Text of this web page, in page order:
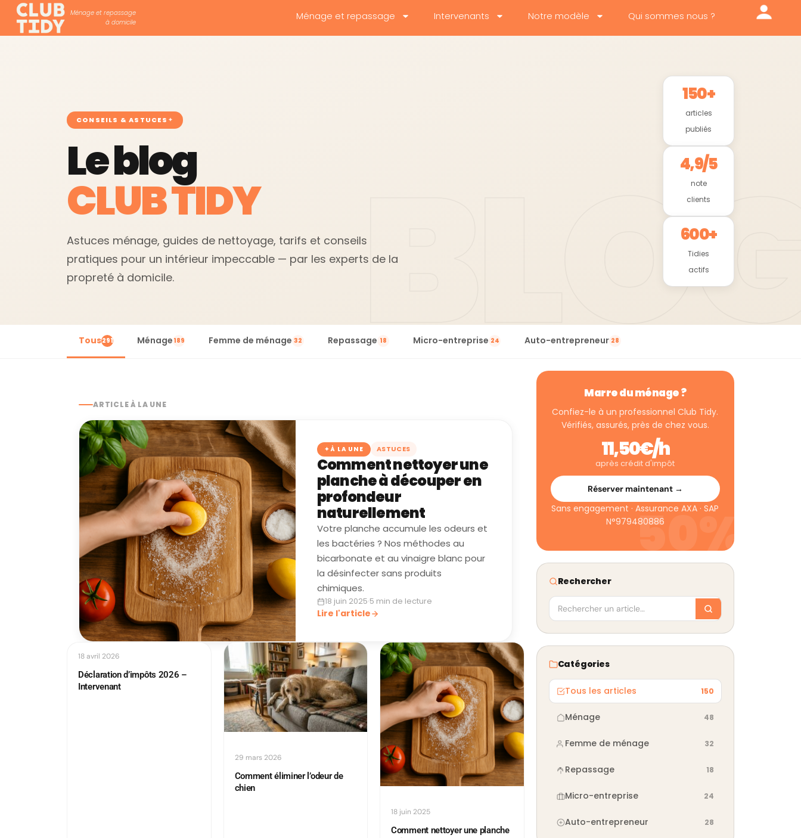
Ménage et repassage
à domicile
Ménage et repassage Intervenants Notre modèle Qui sommes nous ?
CONSEILS & ASTUCES
Le blog
CLUB TIDY
Astuces ménage, guides de nettoyage, tarifs et conseils
pratiques pour un intérieur impeccable — par les experts de la
propreté à domicile.
150+
articles
publiés
4,9/5
note
clients
600+
Tidies
actifs
Tous291 Ménage 189 Femme de ménage 32 Repassage 18 Micro-entreprise 24 Auto-entrepreneur 28
ARTICLE À LA UNE
✦ À LA UNE ASTUCES
Comment nettoyer une
planche à découper en
profondeur
naturellement
Votre planche accumule les odeurs et
les bactéries ? Nos méthodes au
bicarbonate et au vinaigre blanc pour
la désinfecter sans produits
chimiques.
18 juin 2025·5 min de lecture
Lire l'article
Déclaration d’impôts 2026 –
Intervenant
18 avril 2026
Comment éliminer l’odeur de
chien
29 mars 2026
Comment nettoyer une planche
18 juin 2025
Marre du ménage ?
Confiez-le à un professionnel Club Tidy.
Vérifiés, assurés, près de chez vous.
11,50€/h
après crédit d'impôt
Réserver maintenant →
Sans engagement · Assurance AXA · SAP
N°979480886
Rechercher
Catégories
Tous les articles 150
Ménage 48
Femme de ménage 32
Repassage 18
Micro-entreprise 24
Auto-entrepreneur 28